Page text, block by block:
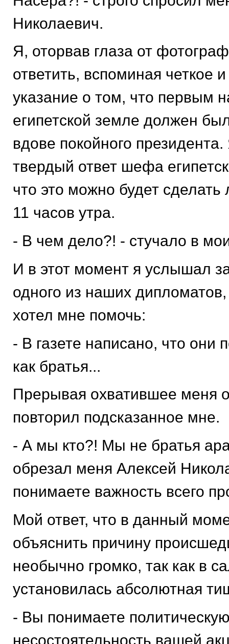
Николаевич.
Я, оторвав глаза от
ответить, вспоминая четкое и
указание о том, что первым
египетской земле должен
вдове покойного
твердый ответ шефа
что это можно будет сделать
11 часов утра.
- В чем дело?! - стучало в
И в этот момент я услышал
одного из наших
хотел мне помочь:
- В газете написано, что они
как братья...
Прерывая охватившее меня
повторил подсказанное мне.
- А мы кто?! Мы не братья
обрезал меня Алексей
понимаете важность всего
Мой ответ, что в данный
объяснить причину
необычно громко, так как в
установилась абсолютная
- Вы понимаете
несостоятельность вашей